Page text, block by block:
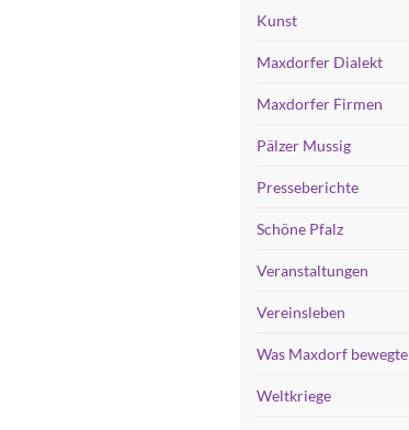
Kunst
Maxdorfer Dialekt
Maxdorfer Firmen
Pälzer Mussig
Presseberichte
Schöne Pfalz
Veranstaltungen
Vereinsleben
Was Maxdorf bewegte
Weltkriege